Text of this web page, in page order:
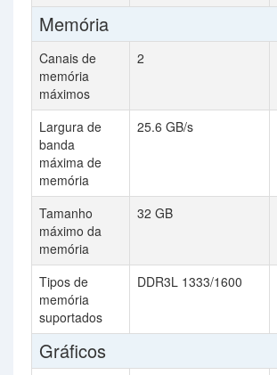
Memória
Canais de
memória
máximos
2
Largura de
banda
máxima de
memória
25.6 GB/s
Tamanho
máximo da
memória
32 GB
Tipos de
memória
suportados
DDR3L 1333/1600
Gráficos